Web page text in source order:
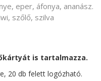
eper, áfonya, ananász.
szőlő, szilva
is tartalmazza.
20 db felett logózható.